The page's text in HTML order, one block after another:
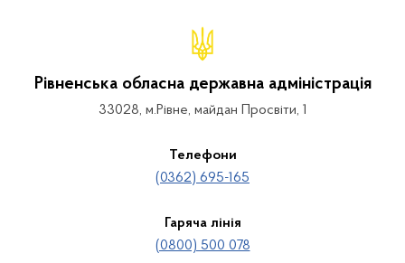
Рівненська обласна державна адміністрація
33028, м.Рівне, майдан Просвіти, 1
Телефони
(0362) 695-165
Гаряча лінія
(0800) 500 078